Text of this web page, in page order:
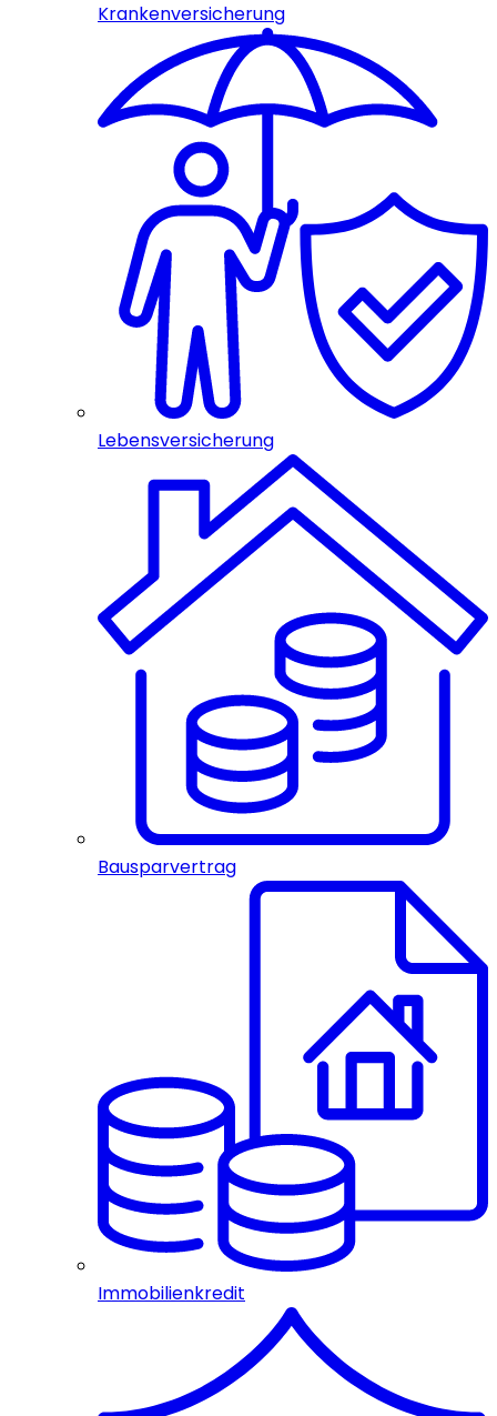
Krankenversicherung
Lebensversicherung
Bausparvertrag
Immobilienkredit